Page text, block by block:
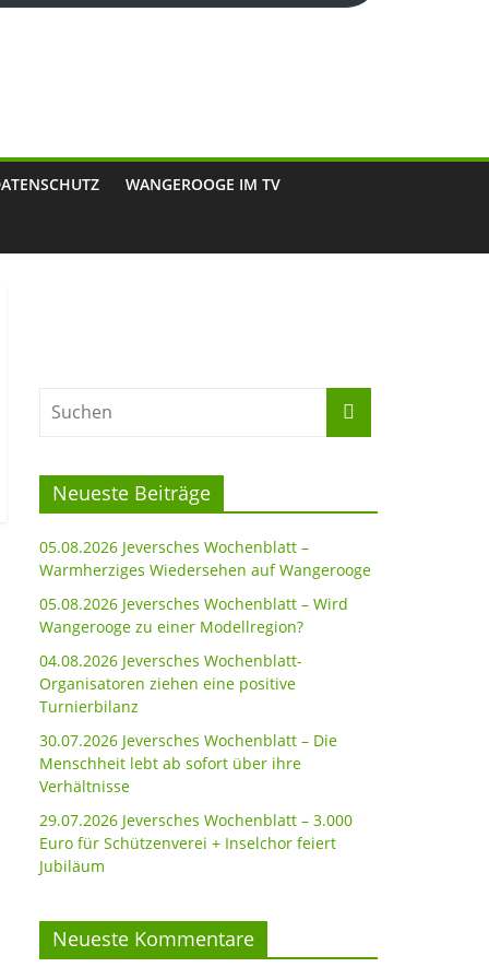
WANGEROOGE IM TV
Neueste Beiträge
05.08.2026 Jeversches Wochenblatt –
Warmherziges Wiedersehen auf Wangerooge
05.08.2026 Jeversches Wochenblatt – Wird
Wangerooge zu einer Modellregion?
04.08.2026 Jeversches Wochenblatt-
Organisatoren ziehen eine positive
Turnierbilanz
30.07.2026 Jeversches Wochenblatt – Die
Menschheit lebt ab sofort über ihre
Verhältnisse
29.07.2026 Jeversches Wochenblatt – 3.000
Euro für Schützenverei + Inselchor feiert
Jubiläum
Neueste Kommentare